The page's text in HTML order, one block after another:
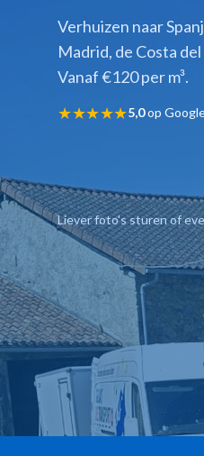
Verhuizen naar
Madrid, de Costa
Vanaf €120 per m³.
★★★★★5,0op
Liever foto's sturen of